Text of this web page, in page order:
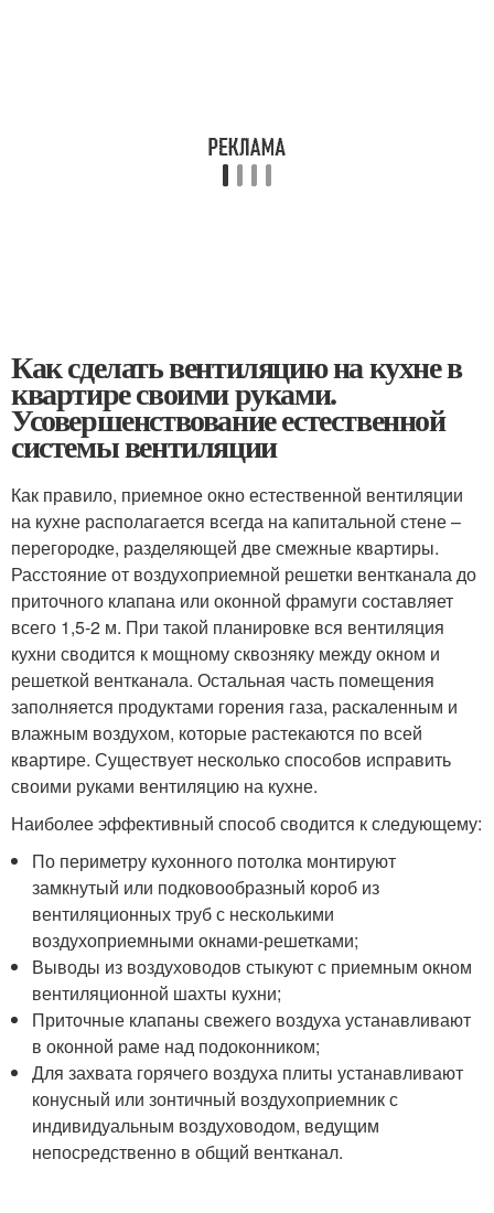
Как сделать вентиляцию на кухне в
квартире своими руками.
Усовершенствование естественной
системы вентиляции
Как правило, приемное окно естественной вентиляции
на кухне располагается всегда на капитальной стене –
перегородке, разделяющей две смежные квартиры.
Расстояние от воздухоприемной решетки вентканала до
приточного клапана или оконной фрамуги составляет
всего 1,5-2 м. При такой планировке вся вентиляция
кухни сводится к мощному сквозняку между окном и
решеткой вентканала. Остальная часть помещения
заполняется продуктами горения газа, раскаленным и
влажным воздухом, которые растекаются по всей
квартире. Существует несколько способов исправить
своими руками вентиляцию на кухне.
Наиболее эффективный способ сводится к следующему:
По периметру кухонного потолка монтируют
замкнутый или подковообразный короб из
вентиляционных труб с несколькими
воздухоприемными окнами-решетками;
Выводы из воздуховодов стыкуют с приемным окном
вентиляционной шахты кухни;
Приточные клапаны свежего воздуха устанавливают
в оконной раме над подоконником;
Для захвата горячего воздуха плиты устанавливают
конусный или зонтичный воздухоприемник с
индивидуальным воздуховодом, ведущим
непосредственно в общий вентканал.